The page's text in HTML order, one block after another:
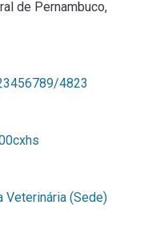
de Pernambuco,
4823
Veterinária (Sede)